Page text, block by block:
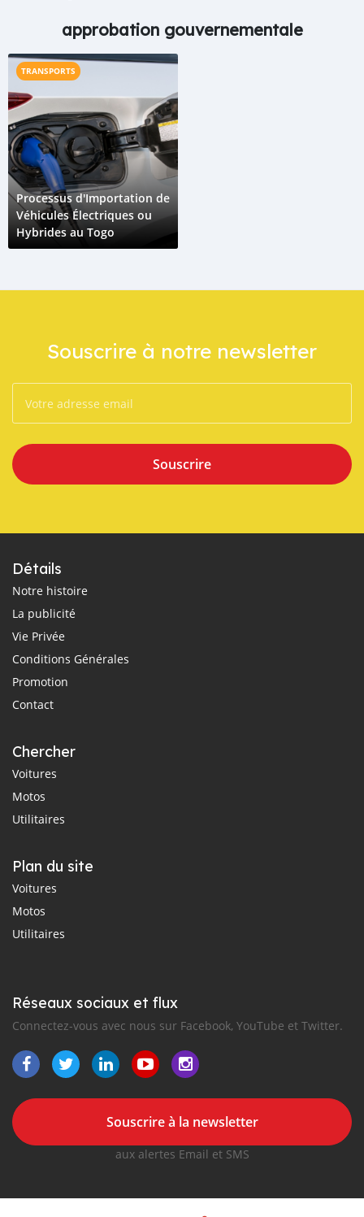
approbation gouvernementale
TRANSPORTS
Processus d'Importation de
Véhicules Électriques ou
Hybrides au Togo
Souscrire à notre newsletter
Souscrire
Détails
Notre histoire
La publicité
Vie Privée
Conditions Générales
Promotion
Contact
Chercher
Voitures
Motos
Utilitaires
Plan du site
Voitures
Motos
Utilitaires
Réseaux sociaux et flux
Connectez-vous avec nous sur Facebook, YouTube et Twitter.
Souscrire à la newsletter
aux alertes Email et SMS